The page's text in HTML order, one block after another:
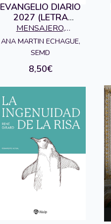
EVANGELIO DIARIO
2027 (LETRA
GRANDE) EN LA
COMPAÑIA DE JESUS
MENSAJERO,
EDICIONES
ANA MARTIN ECHAGUE,
SEMD
8,50€